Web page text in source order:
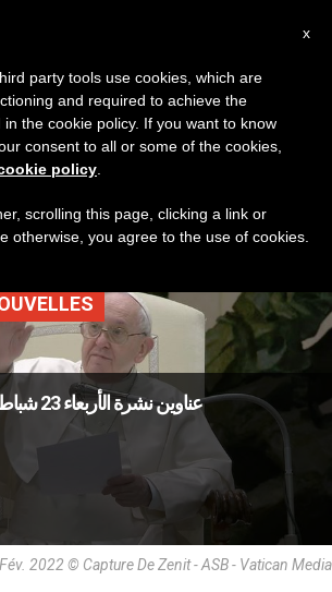
Tagged
‘مافياوي’
عناوين نشرة الأربعاء 23 شباط 2022: معنى الحياة
2022 © Capture De Zenit - ASB - Vatican Media
x
party tools use cookies, which are
and required to achieve the
the cookie policy. If you want to know
consent to all or some of the cookies,
policy
scrolling this page, clicking a link or
otherwise, you agree to the use of cookies.